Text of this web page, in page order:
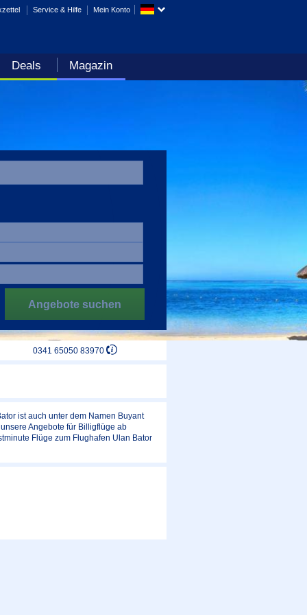
Deals Magazin
Service & Hilfe Mein Konto
Angebote suchen
0341 65050 83970
ist auch unter dem Namen Buyant
Angebote für Billigflüge ab
Flüge zum Flughafen Ulan Bator